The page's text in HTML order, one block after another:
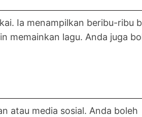
Ia menampilkan beribu-ribu
memainkan lagu. Anda juga
atau media sosial. Anda boleh